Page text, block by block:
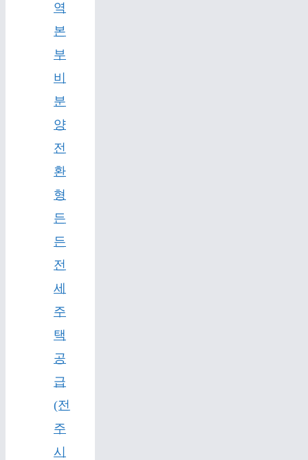
역
본
부
비
분
양
전
환
형
든
든
전
세
주
택
공
급
(전
주
시